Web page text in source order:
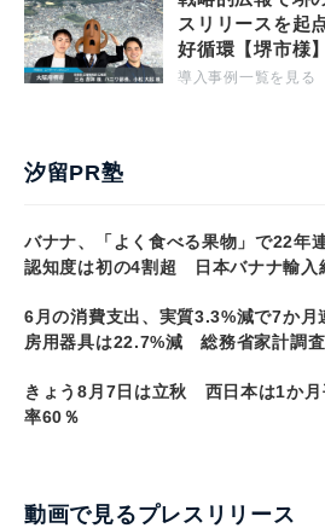
スリリースを起
好循環【堺市様】
導入事例一覧を見る
汐留PR塾
バナナ、「よく食べる果物」で22
認知度は初の4割超 日本バナナ輸入
6月の消費支出、実質3.3%減で7か
房用器具は22.7%減 総務省家計調査
きょう8月7日は立秋 西日本は1か月
率60％
動画で見るプレスリリース